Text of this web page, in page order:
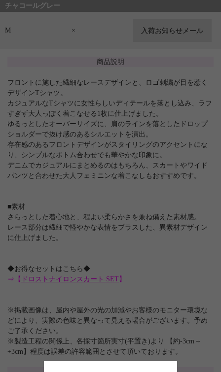
チャコールグレー
M ×
商品説明
フロントに施した繊細なレースデザインと、ロゴ刺繍が目を惹く
デザインTシャツ。
カジュアルなTシャツに女性らしいディテールを落とし込み、ラフ
すぎず大人っぽく着こなせる1枚に仕上げました。
ゆるっとしたオーバーサイズに、肩のラインを落としたドロップ
ショルダーで抜け感のあるシルエットを演出。
存在感のあるフロントデザインがスタイリングのアクセントにな
り、シンプルなボトム合わせでも華やかな印象に。
デニムでカジュアルにまとめるのはもちろん、スカートやワイド
パンツと合わせた大人フェミニンな着こなしもおすすめです。
■素材
さらっとした着心地と、程よい柔らかさを兼ね備えた素材感。
レース部分は繊細で軽やかな表情をプラスした、異素材デザイン
に仕上げました。
◆お得なセットはこちら◆
⇒【 ドロストナイロンスカート SET 】
※掲載画像は、屋内や屋外の光の加減やお客様のモニター環境な
どにより、実際の色味と異なって見える場合がございます。予め
ご了承ください。
※製造工程の関係上、各採寸箇所実寸(平置き)より 【約-3cm～
+3cm】程度は誤差の許容範囲とさせて頂いております。